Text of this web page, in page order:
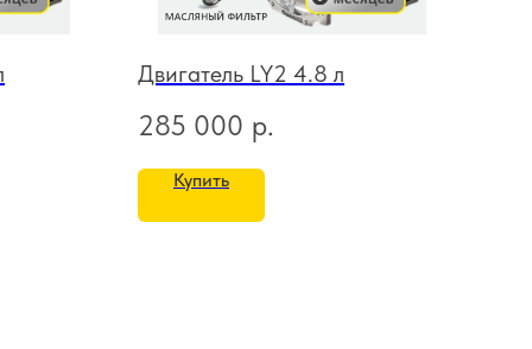
Двигатель LY2 4.8 л
285 000 р.
Купить